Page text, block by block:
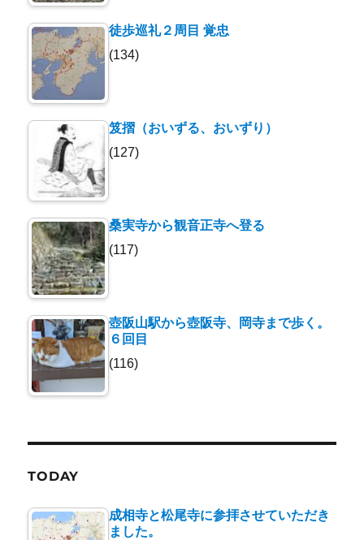
徒歩巡礼２周目 覚忠
(134)
笈摺（おいずる、おいずり）
(127)
桑実寺から観音正寺へ登る
(117)
壺阪山駅から壺阪寺、岡寺まで歩く。
６回目
(116)
TODAY
成相寺と松尾寺に参拝させていただき
ました。